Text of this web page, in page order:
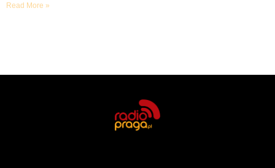
Read More »